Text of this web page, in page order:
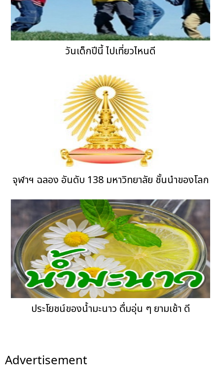
วันเด็กปีนี้ ไปเที่ยวไหนดี
จุฬาฯ ฉลอง อันดับ 138 มหาวิทยาลัย ชั้นนำของโลก
ประโยชน์ของน้ำมะนาว ดื่มอุ่น ๆ ยามเช้า ดี
Advertisement